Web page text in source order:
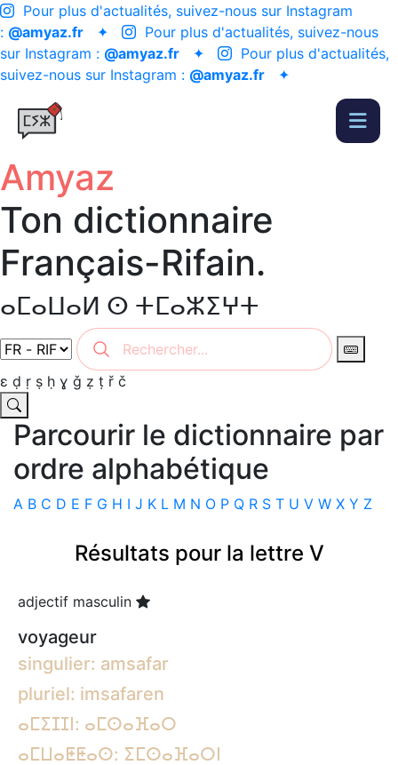
Pour plus d'actualités, suivez-nous sur Instagram
: @amyaz.fr ✦
Pour plus d'actualités, suivez-nous
sur Instagram : @amyaz.fr ✦
Pour plus d'actualités,
suivez-nous sur Instagram : @amyaz.fr ✦
Amyaz
Ton dictionnaire
Français-Rifain.
ⴰⵎⴰⵡⴰⵍ ⵙ ⵜⵎⴰⵣⵉⵖⵜ
ɛ ḍ ṛ ṣ ḥ ɣ ǧ ẓ ṭ ř č
Parcourir le dictionnaire par
ordre alphabétique
A B C D E F G H I J K L M N O P Q R S T U V W X Y Z
Résultats pour la lettre V
adjectif masculin
voyageur
singulier: amsafar
pluriel: imsafaren
ⴰⵎⵉⵊⵊⵏ: ⴰⵎⵙⴰⴼⴰⵔ
ⴰⵎⵡⴰⵟⵟⴰⵙ: ⵉⵎⵙⴰⴼⴰⵔⵏ